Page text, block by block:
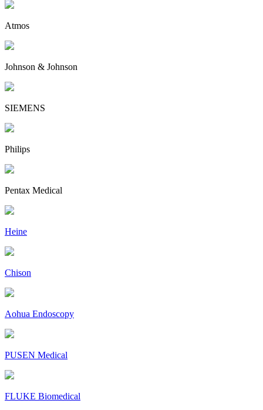
Atmos
Johnson & Johnson
SIEMENS
Philips
Pentax Medical
Heine
Chison
Aohua Endoscopy
PUSEN Medical
FLUKE Biomedical